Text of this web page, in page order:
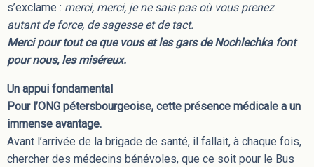
s’exclame : merci, merci, je ne sais pas où vous prenez
autant de force, de sagesse et de tact.
Merci pour tout ce que vous et les gars de Nochlechka font
pour nous, les miséreux.
Un appui fondamental
Pour l’ONG pétersbourgeoise, cette présence médicale a un
immense avantage.
Avant l’arrivée de la brigade de santé, il fallait, à chaque fois,
chercher des médecins bénévoles, que ce soit pour le Bus